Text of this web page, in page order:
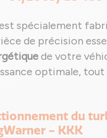
spécialement
de précision
de votre
optimale,
du
- KKK